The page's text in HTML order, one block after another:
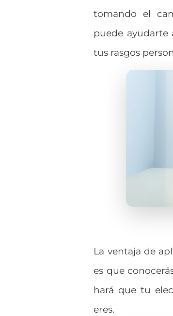
tomando el
puede ayudarte
tus rasgos
La ventaja de
es que
hará que tu
eres.